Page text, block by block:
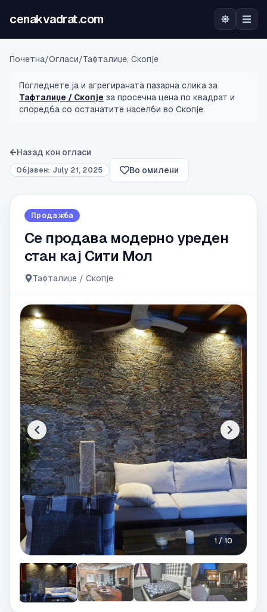
cenakvadrat.com
Почетна
Огласи
Калкулатор
Најава
Почетна/Огласи/Тафталиџе, Скопје
Погледнете ја и агрегираната пазарна слика за
Тафталиџе / Скопје за просечна цена по квадрат и
споредба со останатите населби во Скопје.
Назад кон огласи
Објавен: July 21, 2025 Во омилени
Продажба
Се продава модерно уреден
стан кај Сити Мол
Тафталиџе / Скопје
1 /10